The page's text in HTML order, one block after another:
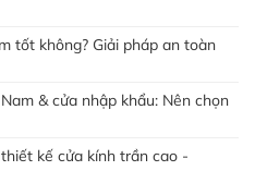
tốt không? Giải pháp an toàn
& cửa nhập khẩu: Nên chọn
kế cửa kính trần cao -